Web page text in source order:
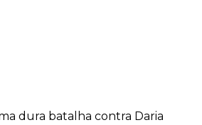
dura batalha contra Daria